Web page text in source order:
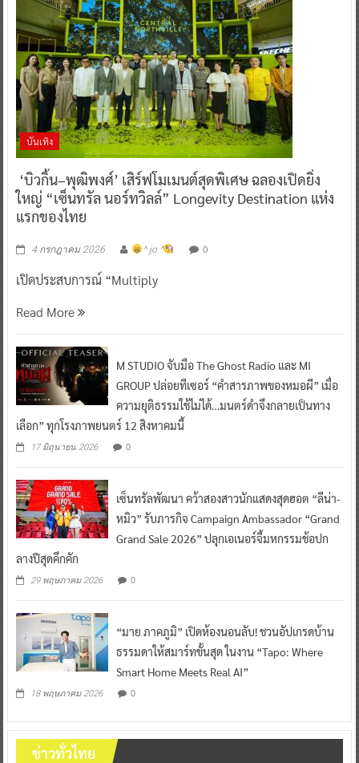
บันเทิง
‘บิวกิ้น–พุฒิพงศ์’ เสิร์ฟโมเมนต์สุดพิเศษ ฉลองเปิดยิ่ง
ใหญ่ “เซ็นทรัล นอร์ทวิลล์” Longevity Destination แห่ง
แรกของไทย
4 กรกฎาคม 2026 ^ jo ^ 0
เปิดประสบการณ์ “Multiply
Read More
M STUDIO จับมือ The Ghost Radio และ MI
GROUP ปล่อยทีเซอร์ “คำสารภาพของหมอผี” เมื่อ
ความยุติธรรมใช้ไม่ได้…มนตร์ดำจึงกลายเป็นทาง
เลือก” ทุกโรงภาพยนตร์ 12 สิงหาคมนี้
17 มิถุนายน 2026 0
เซ็นทรัลพัฒนา คว้าสองสาวนักแสดงสุดฮอต “ลีน่า-
หมิว” รับภารกิจ Campaign Ambassador “Grand
Grand Sale 2026” ปลุกเอเนอร์จี้มหกรรมช้อปก
ลางปีสุดคึกคัก
29 พฤษภาคม 2026 0
“มาย ภาคภูมิ” เปิดห้องนอนลับ! ชวนอัปเกรดบ้าน
ธรรมดาให้สมาร์ทขั้นสุด ในงาน “Tapo: Where
Smart Home Meets Real AI”
18 พฤษภาคม 2026 0
ข่าวทั่วไทย